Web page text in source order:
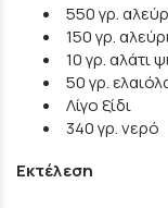
550 γρ.
150 γρ.
10 γρ. αλάτι
50 γρ.
Λίγο ξίδι
340 γρ. νερό
Εκτέλεση